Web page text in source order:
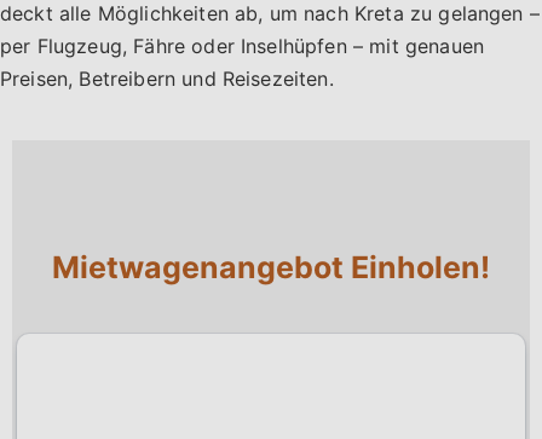
deckt alle Möglichkeiten ab, um nach Kreta zu gelangen –
per Flugzeug, Fähre oder Inselhüpfen – mit genauen
Preisen, Betreibern und Reisezeiten.
Mietwagenangebot Einholen!